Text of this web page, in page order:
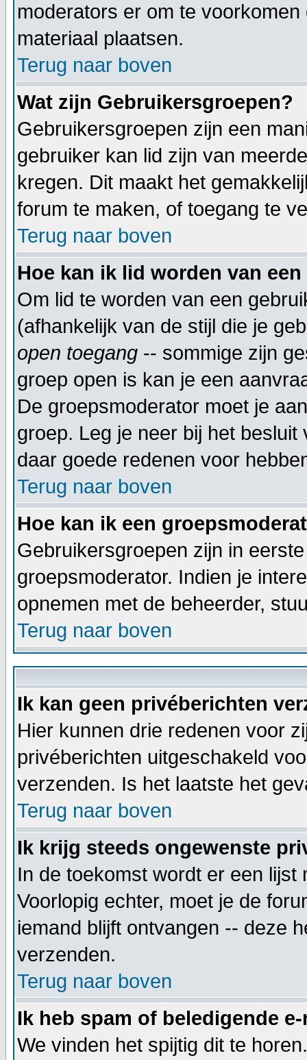
moderators er om te
materiaal plaatsen.
Terug naar boven
Wat zijn Gebruikersgroepen?
Gebruikersgroepen zijn een
gebruiker kan lid zijn van
kregen. Dit maakt het
forum te maken, of toegang te
Terug naar boven
Hoe kan ik lid worden van
Om lid te worden van een
(afhankelijk van de stijl die je
open toegang -- sommige zijn
groep open is kan je een
De groepsmoderator moet je
groep. Leg je neer bij het
daar goede redenen voor
Terug naar boven
Hoe kan ik een
Gebruikersgroepen zijn in
groepsmoderator. Indien je
opnemen met de beheerder,
Terug naar boven
Ik kan geen privéberichten
Hier kunnen drie redenen voor
privéberichten uitgeschakeld
verzenden. Is het laatste het
Terug naar boven
Ik krijg steeds ongewenste
In de toekomst wordt er een
Voorlopig echter, moet je de
iemand blijft ontvangen -- deze
verzenden.
Terug naar boven
Ik heb spam of beledigende
We vinden het spijtig dit te